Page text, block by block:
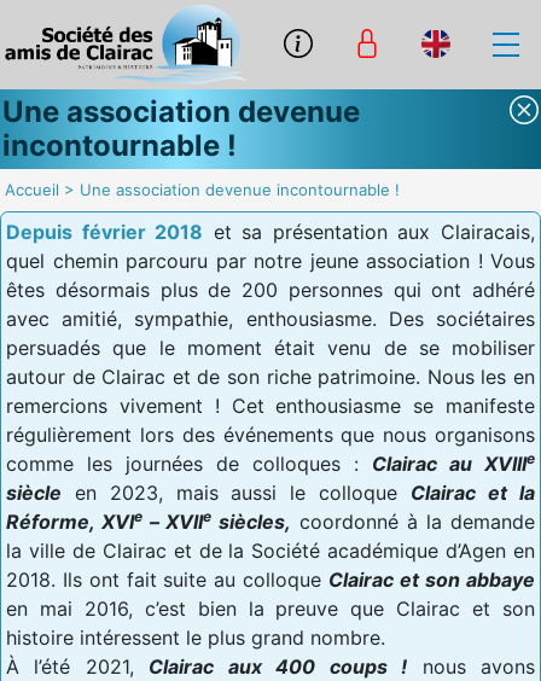
Une association devenue
incontournable !
Accueil > Une association devenue incontournable !
Depuis février 2018 et sa présentation aux Clairacais,
quel chemin parcouru par notre jeune association ! Vous
êtes désormais plus de 200 personnes qui ont adhéré
avec amitié, sympathie, enthousiasme. Des sociétaires
persuadés que le moment était venu de se mobiliser
autour de Clairac et de son riche patrimoine. Nous les en
remercions vivement ! Cet enthousiasme se manifeste
régulièrement lors des événements que nous organisons
comme les journées de colloques : Clairac au XVIIIe
siècle en 2023, mais aussi le colloque Clairac et la
Réforme, XVIe – XVIIe siècles, coordonné à la demande
la ville de Clairac et de la Société académique d’Agen en
2018. Ils ont fait suite au colloque Clairac et son abbaye
en mai 2016, c’est bien la preuve que Clairac et son
histoire intéressent le plus grand nombre.
À l’été 2021, Clairac aux 400 coups ! nous avons